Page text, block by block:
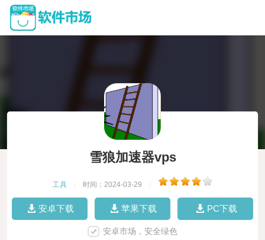
雪狼加速器vps
工具 时间：2024-03-29
安卓下载 苹果下载 PC下载
安卓市场，安全绿色